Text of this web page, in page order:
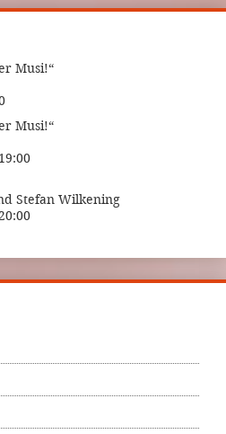
Musi!“
Musi!“
Stefan Wilkening